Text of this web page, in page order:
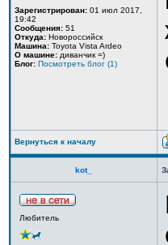
Зарегистрирован: 01 июл 2017,
19:42
Сообщения: 51
Откуда: Новороссийск
Машина: Toyota Vista Ardeo
О машине: диванчик =)
Блог: Посмотреть блог (1)
Вернуться к началу
kot_
Любитель